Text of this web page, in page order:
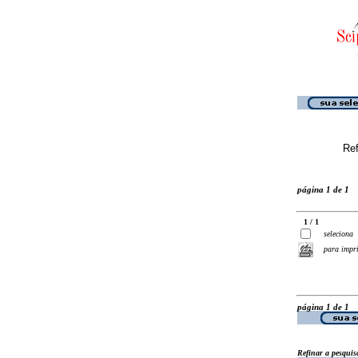
página 1 de 1
1 / 1
seleciona
para
página 1 de 1
Refinar a